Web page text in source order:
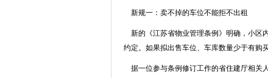
新规一：卖不掉的车位不能拒不出租
新的《江苏省物业管理条例》明确，小区
约定。如果拟出售车位、车库数量少于有购
据一位参与条例修订工作的省住建厅相关